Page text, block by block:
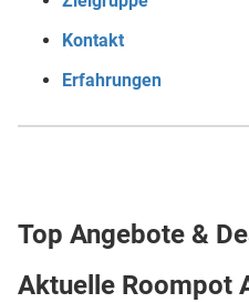
Kontakt
Erfahrungen
Top Angebote &
Aktuelle Roompot